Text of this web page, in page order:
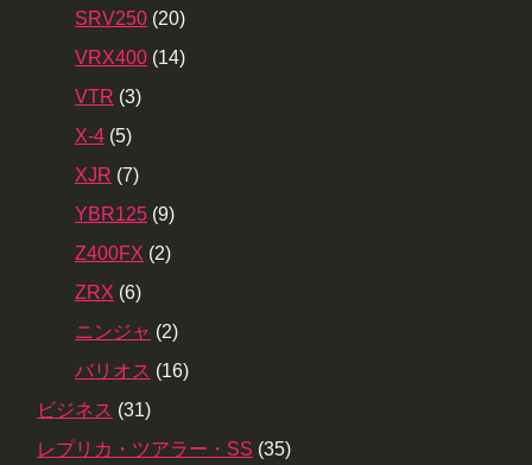
SRV250 (20)
VRX400 (14)
VTR (3)
X-4 (5)
XJR (7)
YBR125 (9)
Z400FX (2)
ZRX (6)
ニンジャ (2)
バリオス (16)
ビジネス (31)
レプリカ・ツアラー・SS (35)